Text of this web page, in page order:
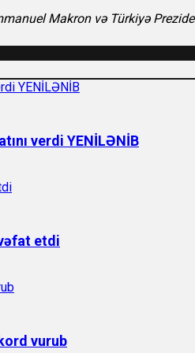
Makron və Türkiyə
verdi YENİLƏNİB
etdi
vurub